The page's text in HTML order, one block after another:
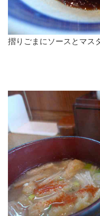
摺りごまにソースとマス